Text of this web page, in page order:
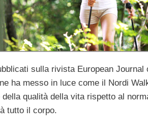
sulla rivista European
ha messo in luce come il Nordi
qualità della vita rispetto al
tutto il corpo.